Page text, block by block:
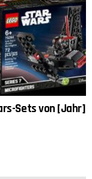
Sets von [Jahr]